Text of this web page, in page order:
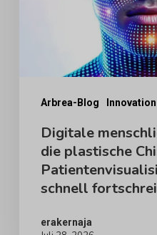
Arbrea-Blog
schnell
fortschreitet
Digitale
die plastische
schnell
erakernaja